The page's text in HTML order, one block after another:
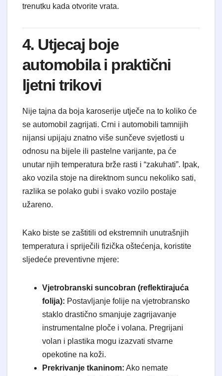
trenutku kada otvorite vrata.
4. Utjecaj boje
automobila i praktični
ljetni trikovi
Nije tajna da boja karoserije utječe na to koliko će
se automobil zagrijati. Crni i automobili tamnijih
nijansi upijaju znatno više sunčeve svjetlosti u
odnosu na bijele ili pastelne varijante, pa će
unutar njih temperatura brže rasti i “zakuhati”. Ipak,
ako vozila stoje na direktnom suncu nekoliko sati,
razlika se polako gubi i svako vozilo postaje
užareno.
Kako biste se zaštitili od ekstremnih unutrašnjih
temperatura i spriječili fizička oštećenja, koristite
sljedeće preventivne mjere:
Vjetrobranski suncobran (reflektirajuća
folija): Postavljanje folije na vjetrobransko
staklo drastično smanjuje zagrijavanje
instrumentalne ploče i volana. Pregrijani
volan i plastika mogu izazvati stvarne
opekotine na koži.
Prekrivanje tkaninom: Ako nemate